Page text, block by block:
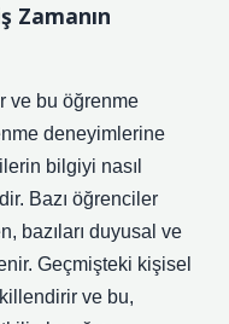
Zamanın
ve bu öğrenme
deneyimlerine
bilgiyi nasıl
Bazı öğrenciler
bazıları duyusal ve
Geçmişteki kişisel
ve bu,